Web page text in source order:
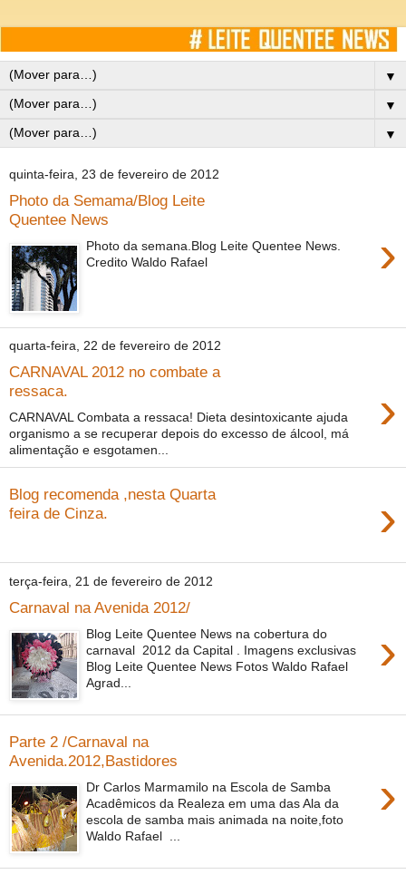
▼
▼
▼
quinta-feira, 23 de fevereiro de 2012
Photo da Semama/Blog Leite
Quentee News
›
Photo da semana.Blog Leite Quentee News.
Credito Waldo Rafael
quarta-feira, 22 de fevereiro de 2012
CARNAVAL 2012 no combate a
ressaca.
›
CARNAVAL Combata a ressaca! Dieta desintoxicante ajuda
organismo a se recuperar depois do excesso de álcool, má
alimentação e esgotamen...
Blog recomenda ,nesta Quarta
feira de Cinza.
›
terça-feira, 21 de fevereiro de 2012
Carnaval na Avenida 2012/
›
Blog Leite Quentee News na cobertura do
carnaval 2012 da Capital . Imagens exclusivas
Blog Leite Quentee News Fotos Waldo Rafael
Agrad...
Parte 2 /Carnaval na
Avenida.2012,Bastidores
›
Dr Carlos Marmamilo na Escola de Samba
Acadêmicos da Realeza em uma das Ala da
escola de samba mais animada na noite,foto
Waldo Rafael ...